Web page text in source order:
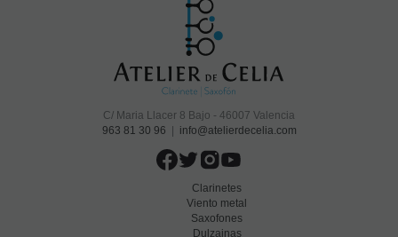
C/ Maria Llacer 8 Bajo - 46007 Valencia
963 81 30 96 | info@atelierdecelia.com
Clarinetes
Viento metal
Saxofones
Dulzainas